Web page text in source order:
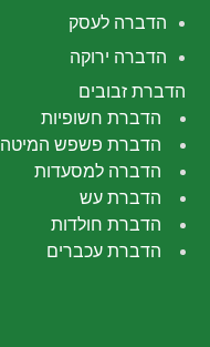
הדברה לעסק
הדברה ירוקה
הדברת זבובים
הדברת חשופיות
הדברת פשפש המיטה
הדברה למסעדות
הדברת עש
הדברת חולדות
הדברת עכברים